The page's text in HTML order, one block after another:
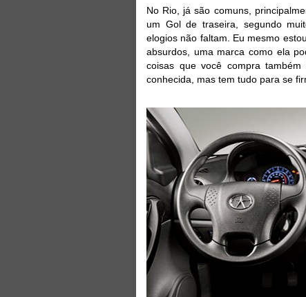
No Rio, já são comuns,
um Gol de traseira, segundo
elogios não faltam. Eu mesmo
absurdos, uma marca como ela
coisas que você compra
conhecida, mas tem tudo para se